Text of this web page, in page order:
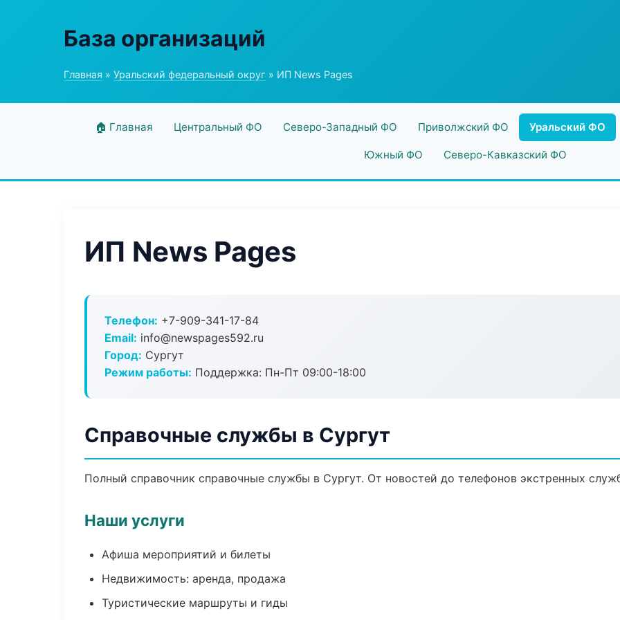
База организаций
Главная » Уральский федеральный округ » ИП News Pages
🏠 Главная Центральный ФО Северо-Западный ФО Приволжский ФО Уральский ФО
Южный ФО Северо-Кавказский ФО
ИП News Pages
Телефон: +7-909-341-17-84
Email: info@newspages592.ru
Город: Сургут
Режим работы: Поддержка: Пн-Пт 09:00-18:00
Справочные службы в Сургут
Полный справочник справочные службы в Сургут. От новостей до телефонов экстренных
Наши услуги
Афиша мероприятий и билеты
Недвижимость: аренда, продажа
Туристические маршруты и гиды